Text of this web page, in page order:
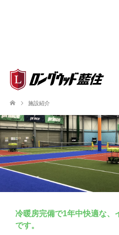
施設紹介
冷暖房完備で1年中快適な、
です。